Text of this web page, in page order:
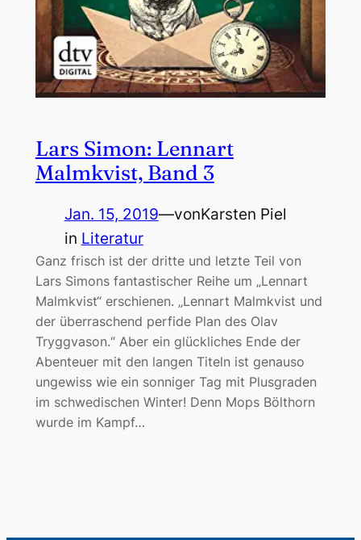
Lars Simon: Lennart
Malmkvist, Band 3
Jan. 15, 2019—vonKarsten Piel
in Literatur
Ganz frisch ist der dritte und letzte Teil von
Lars Simons fantastischer Reihe um „Lennart
Malmkvist“ erschienen. „Lennart Malmkvist und
der überraschend perfide Plan des Olav
Tryggvason.“ Aber ein glückliches Ende der
Abenteuer mit den langen Titeln ist genauso
ungewiss wie ein sonniger Tag mit Plusgraden
im schwedischen Winter! Denn Mops Bölthorn
wurde im Kampf…